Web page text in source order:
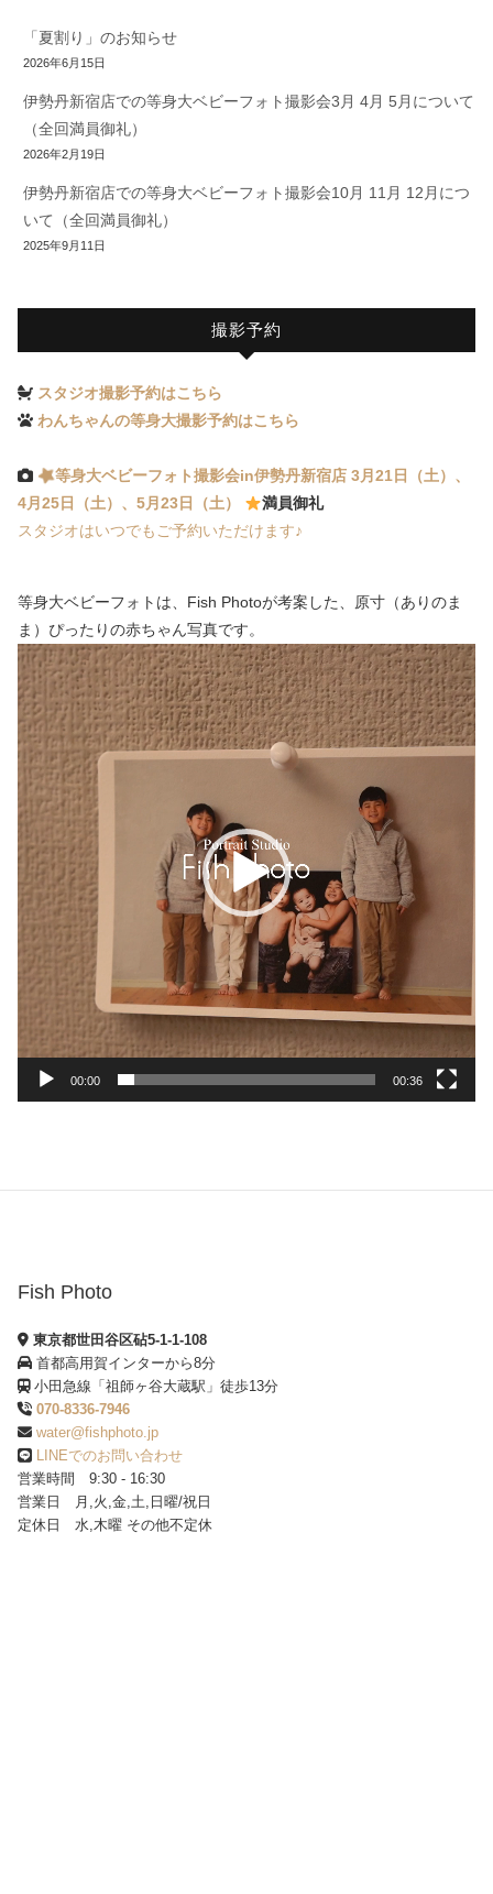
「夏割り」のお知らせ
2026年6月15日
伊勢丹新宿店での等身大ベビーフォト撮影会3月 4月 5月について
（全回満員御礼）
2026年2月19日
伊勢丹新宿店での等身大ベビーフォト撮影会10月 11月 12月につ
いて（全回満員御礼）
2025年9月11日
撮影予約
スタジオ撮影予約はこちら
わんちゃんの等身大撮影予約はこちら
等身大ベビーフォト撮影会in伊勢丹新宿店 3月21日（土）、
4月25日（土）、5月23日（土）
満員御礼
スタジオはいつでもご予約いただけます♪
等身大ベビーフォトは、Fish Photoが考案した、原寸（ありのま
ま）ぴったりの赤ちゃん写真です。
動
画
プ
レ
ー
ー
00:00 00:36
Fish Photo
東京都世田谷区砧5-1-1-108
首都高用賀インターから8分
小田急線「祖師ヶ谷大蔵駅」徒歩13分
070-8336-7946
water@fishphoto.jp
LINEでのお問い合わせ
営業時間 9:30 - 16:30
営業日 月,火,金,土,日曜/祝日
定休日 水,木曜 その他不定休